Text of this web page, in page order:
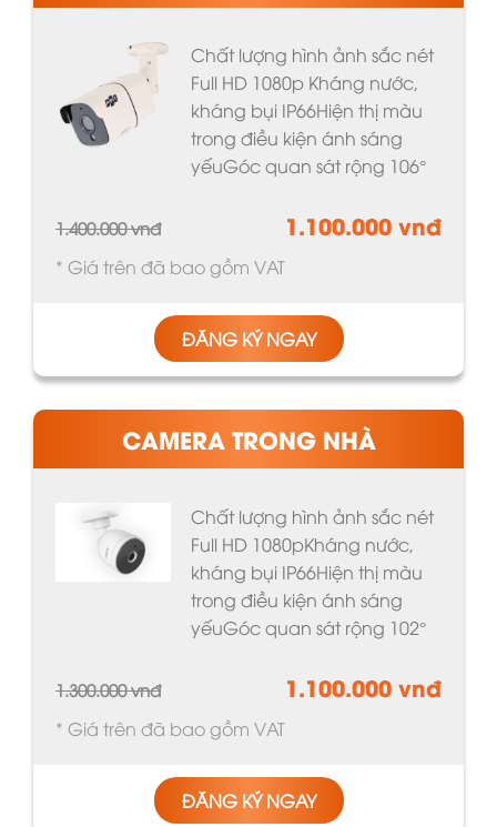
Chất lượng hình ảnh sắc nét
Full HD 1080p Kháng nước,
kháng bụi IP66Hiện thị màu
trong điều kiện ánh sáng
yếuGóc quan sát rộng 106°
1.400.000 vnđ 1.100.000 vnđ
* Giá trên đã bao gồm VAT
ĐĂNG KÝ NGAY
CAMERA TRONG NHÀ
Chất lượng hình ảnh sắc nét
Full HD 1080pKháng nước,
kháng bụi IP66Hiện thị màu
trong điều kiện ánh sáng
yếuGóc quan sát rộng 102°
1.300.000 vnđ 1.100.000 vnđ
* Giá trên đã bao gồm VAT
ĐĂNG KÝ NGAY